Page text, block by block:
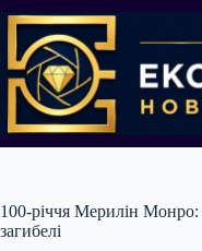
до
вмісту
100-річчя Мерилін Монро:
загибелі